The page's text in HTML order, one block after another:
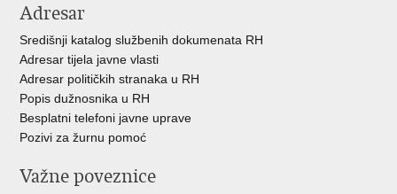
Adresar
Središnji katalog službenih dokumenata RH
Adresar tijela javne vlasti
Adresar političkih stranaka u RH
Popis dužnosnika u RH
Besplatni telefoni javne uprave
Pozivi za žurnu pomoć
Važne poveznice